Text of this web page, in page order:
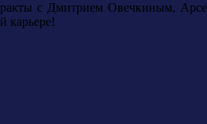
с Дмитрием Овечкиным,
карьере!